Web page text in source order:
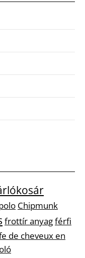
Chipmunk
frottír anyagférfi
de cheveux en